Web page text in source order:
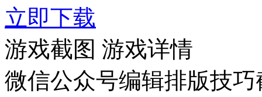
立即下载
游戏截图 游戏详情
微信公众号编辑排版技巧